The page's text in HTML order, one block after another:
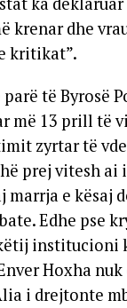
krenar dhe
kritikat”.
të Byrosë
më 13 prill të
zyrtar të
prej vitesh ai
marrja e kësaj
Edhe pse
institucioni
Hoxha nuk
i drejtonte